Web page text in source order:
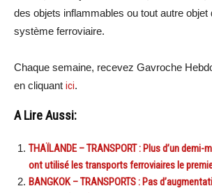
des objets inflammables ou tout autre objet
système ferroviaire.
Chaque semaine, recevez Gavroche
en cliquant ici.
A Lire Aussi:
THAÏLANDE – TRANSPORT : Plus d’un
ont utilisé les transports ferroviaires le
BANGKOK – TRANSPORTS : Pas